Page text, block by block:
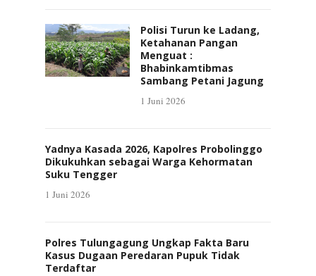
Polisi Turun ke Ladang,
Ketahanan Pangan
Menguat :
Bhabinkamtibmas
Sambang Petani Jagung
1 Juni 2026
Yadnya Kasada 2026, Kapolres Probolinggo
Dikukuhkan sebagai Warga Kehormatan
Suku Tengger
1 Juni 2026
Polres Tulungagung Ungkap Fakta Baru
Kasus Dugaan Peredaran Pupuk Tidak
Terdaftar